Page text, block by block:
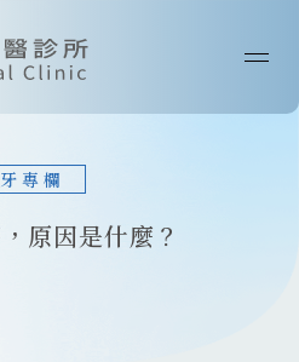
首頁
我們
消息
專欄
原因是什麼？